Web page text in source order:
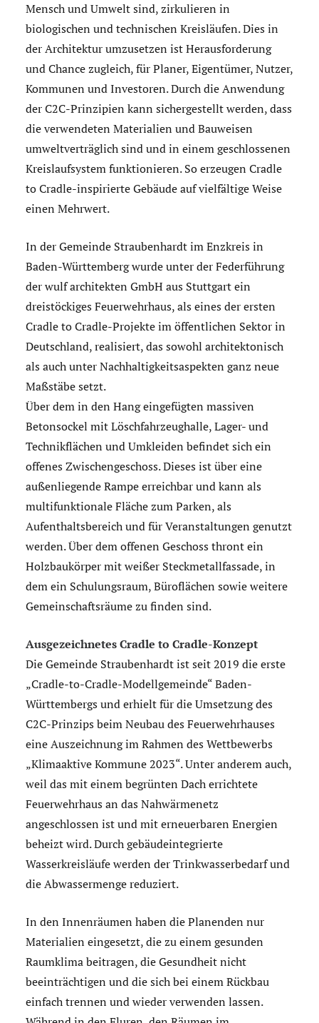
Mensch und Umwelt sind, zirkulieren in
biologischen und technischen Kreisläufen. Dies in
der Architektur umzusetzen ist Herausforderung
und Chance zugleich, für Planer, Eigentümer, Nutzer,
Kommunen und Investoren. Durch die Anwendung
der C2C-Prinzipien kann sichergestellt werden, dass
die verwendeten Materialien und Bauweisen
umweltverträglich sind und in einem geschlossenen
Kreislaufsystem funktionieren. So erzeugen Cradle
to Cradle-inspirierte Gebäude auf vielfältige Weise
einen Mehrwert.
In der Gemeinde Straubenhardt im Enzkreis in
Baden-Württemberg wurde unter der Federführung
der wulf architekten GmbH aus Stuttgart ein
dreistöckiges Feuerwehrhaus, als eines der ersten
Cradle to Cradle-Projekte im öffentlichen Sektor in
Deutschland, realisiert, das sowohl architektonisch
als auch unter Nachhaltigkeitsaspekten ganz neue
Maßstäbe setzt.
Über dem in den Hang eingefügten massiven
Betonsockel mit Löschfahrzeughalle, Lager- und
Technikflächen und Umkleiden befindet sich ein
offenes Zwischengeschoss. Dieses ist über eine
außenliegende Rampe erreichbar und kann als
multifunktionale Fläche zum Parken, als
Aufenthaltsbereich und für Veranstaltungen genutzt
werden. Über dem offenen Geschoss thront ein
Holzbaukörper mit weißer Steckmetallfassade, in
dem ein Schulungsraum, Büroflächen sowie weitere
Gemeinschaftsräume zu finden sind.
Ausgezeichnetes Cradle to Cradle-Konzept
Die Gemeinde Straubenhardt ist seit 2019 die erste
„Cradle-to-Cradle-Modellgemeinde“ Baden-
Württembergs und erhielt für die Umsetzung des
C2C-Prinzips beim Neubau des Feuerwehrhauses
eine Auszeichnung im Rahmen des Wettbewerbs
„Klimaaktive Kommune 2023“. Unter anderem auch,
weil das mit einem begrünten Dach errichtete
Feuerwehrhaus an das Nahwärmenetz
angeschlossen ist und mit erneuerbaren Energien
beheizt wird. Durch gebäudeintegrierte
Wasserkreisläufe werden der Trinkwasserbedarf und
die Abwassermenge reduziert.
In den Innenräumen haben die Planenden nur
Materialien eingesetzt, die zu einem gesunden
Raumklima beitragen, die Gesundheit nicht
beeinträchtigen und die sich bei einem Rückbau
einfach trennen und wieder verwenden lassen.